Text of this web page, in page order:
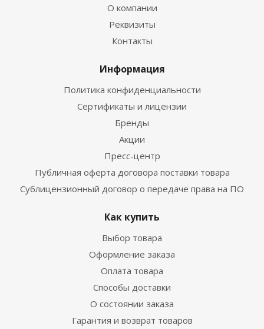
О компании
Реквизиты
Контакты
Информация
Политика конфиденциальности
Сертификаты и лицензии
Бренды
Акции
Пресс-центр
Публичная оферта договора поставки товара
Сублицензионный договор о передаче права на ПО
Как купить
Выбор товара
Оформление заказа
Оплата товара
Способы доставки
О состоянии заказа
Гарантия и возврат товаров